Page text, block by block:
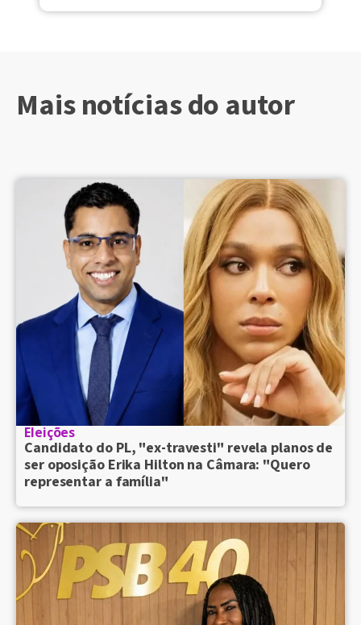
Mais notícias do autor
Eleições
Candidato do PL, "ex-travesti" revela planos de
ser oposição Erika Hilton na Câmara: "Quero
representar a família"